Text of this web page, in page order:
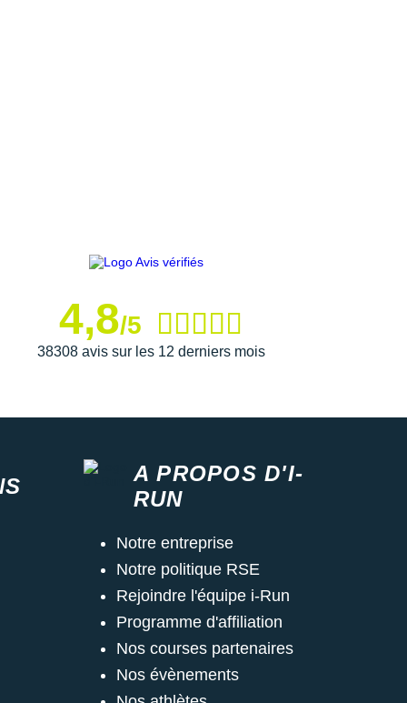
4,8/5
38308 avis sur les 12 derniers mois
A PROPOS D'I-
RUN
Notre entreprise
Notre politique RSE
Rejoindre l'équipe i-Run
Programme d'affiliation
Nos courses partenaires
Nos évènements